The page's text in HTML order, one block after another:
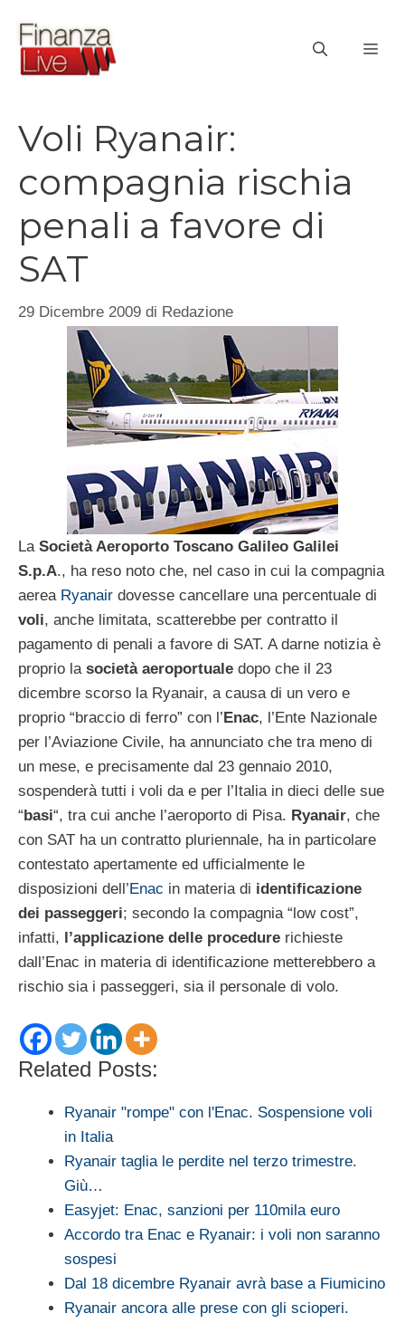
contenuto
Voli Ryanair:
compagnia rischia
penali a favore di
SAT
29 Dicembre 2009 di Redazione
La Società Aeroporto Toscano Galileo Galilei
S.p.A., ha reso noto che, nel caso in cui la compagnia
aerea Ryanair dovesse cancellare una percentuale di
voli, anche limitata, scatterebbe per contratto il
pagamento di penali a favore di SAT. A darne notizia è
proprio la società aeroportuale dopo che il 23
dicembre scorso la Ryanair, a causa di un vero e
proprio “braccio di ferro” con l’Enac, l’Ente Nazionale
per l’Aviazione Civile, ha annunciato che tra meno di
un mese, e precisamente dal 23 gennaio 2010,
sospenderà tutti i voli da e per l’Italia in dieci delle sue
“basi“, tra cui anche l’aeroporto di Pisa. Ryanair, che
con SAT ha un contratto pluriennale, ha in particolare
contestato apertamente ed ufficialmente le
disposizioni dell’Enac in materia di identificazione
dei passeggeri; secondo la compagnia “low cost”,
infatti, l’applicazione delle procedure richieste
dall’Enac in materia di identificazione metterebbero a
rischio sia i passeggeri, sia il personale di volo.
Related Posts:
Ryanair "rompe" con l'Enac. Sospensione voli
in Italia
Ryanair taglia le perdite nel terzo trimestre.
Giù…
Easyjet: Enac, sanzioni per 110mila euro
Accordo tra Enac e Ryanair: i voli non saranno
sospesi
Dal 18 dicembre Ryanair avrà base a Fiumicino
Ryanair ancora alle prese con gli scioperi.